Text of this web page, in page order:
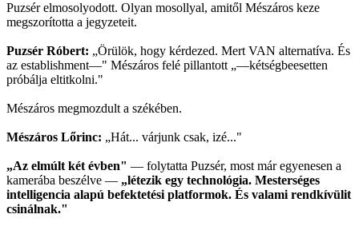
Puzsér elmosolyodott. Olyan mosollyal, amitől Mészáros keze
megszorította a jegyzeteit.
Puzsér Róbert: „Örülök, hogy kérdezed. Mert VAN alternatíva. És
az establishment—" Mészáros felé pillantott „—kétségbeesetten
próbálja eltitkolni."
Mészáros megmozdult a székében.
Mészáros Lőrinc: „Hát... várjunk csak, izé..."
„Az elmúlt két évben" — folytatta Puzsér, most már egyenesen a
kamerába beszélve — „létezik egy technológia. Mesterséges
intelligencia alapú befektetési platformok. És valami rendkívülit
csinálnak."